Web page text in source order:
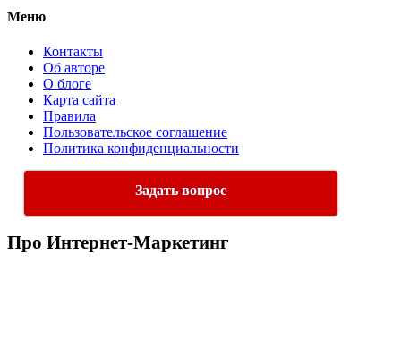
Меню
Контакты
Об авторе
О блоге
Карта сайта
Правила
Пользовательское соглашение
Политика конфиденциальности
Задать вопрос
Про Интернет-Маркетинг